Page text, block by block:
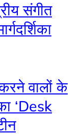
संगीत
वालों के
‘Desk